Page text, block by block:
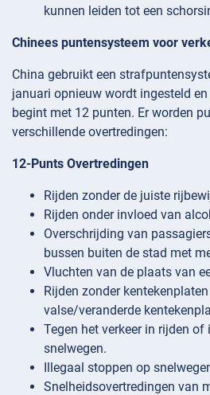
kunnen leiden tot een
Chinees puntensysteem voor
China gebruikt een
januari opnieuw wordt ingesteld
begint met 12 punten. Er worden
verschillende overtredingen:
12-Punts Overtredingen
Rijden zonder de juiste
Rijden onder invloed van
Overschrijding van
bussen buiten de stad met
Vluchten van de plaats van
Rijden zonder
valse/veranderde
Tegen het verkeer in rijden
snelwegen.
Illegaal stoppen op
Snelheidsovertredingen van